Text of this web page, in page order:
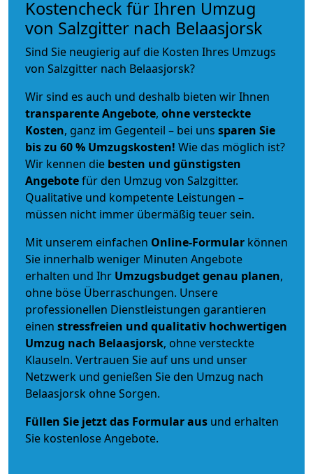
Kostencheck für Ihren Umzug
von Salzgitter nach Belaasjorsk
Sind Sie neugierig auf die Kosten Ihres Umzugs
von Salzgitter nach Belaasjorsk?
Wir sind es auch und deshalb bieten wir Ihnen
transparente Angebote, ohne versteckte
Kosten, ganz im Gegenteil – bei uns sparen Sie
bis zu 60 % Umzugskosten! Wie das möglich ist?
Wir kennen die besten und günstigsten
Angebotefür den Umzug von Salzgitter.
Qualitative und kompetente Leistungen –
müssen nicht immer übermäßig teuer sein.
Mit unserem einfachen Online-Formular können
Sie innerhalb weniger Minuten Angebote
erhalten und Ihr Umzugsbudgetgenau planen,
ohne böse Überraschungen. Unsere
professionellen Dienstleistungen garantieren
einen stressfreien und qualitativ hochwertigen
Umzug nach Belaasjorsk, ohne versteckte
Klauseln. Vertrauen Sie auf uns und unser
Netzwerk und genießen Sie den Umzug nach
Belaasjorsk ohne Sorgen.
Füllen Sie jetzt das Formular aus und erhalten
Sie kostenlose Angebote.